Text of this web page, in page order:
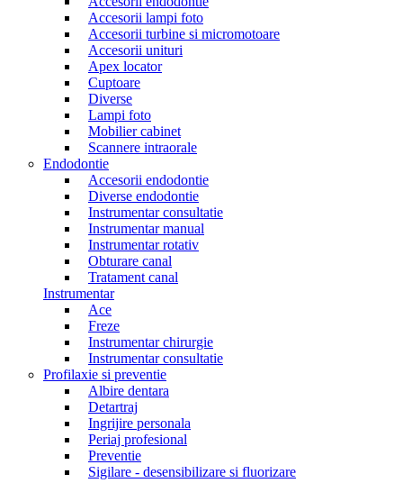
Accesorii lampi foto
Accesorii turbine si micromotoare
Accesorii unituri
Apex locator
Cuptoare
Diverse
Lampi foto
Mobilier cabinet
Scannere intraorale
Endodontie
Accesorii endodontie
Diverse endodontie
Instrumentar consultatie
Instrumentar manual
Instrumentar rotativ
Obturare canal
Tratament canal
Instrumentar
Ace
Freze
Instrumentar chirurgie
Instrumentar consultatie
Profilaxie si preventie
Albire dentara
Detartraj
Ingrijire personala
Periaj profesional
Preventie
Sigilare - desensibilizare si fluorizare